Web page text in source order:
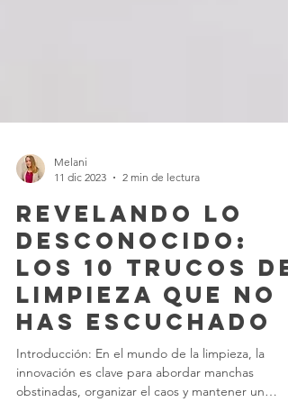
11 dic 2023
2 min de lectura
Revelando lo
Desconocido:
Los 10 Trucos de
Limpieza que No
Has Escuchado